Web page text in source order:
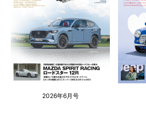
2026年6月号